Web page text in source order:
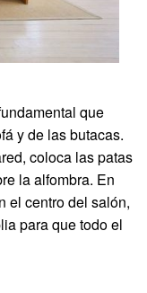
que
y de las butacas.
coloca las patas
la alfombra. En
el centro del salón,
para que todo el